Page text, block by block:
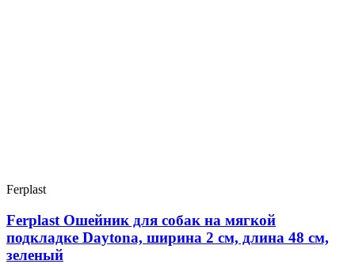
Ferplast
Ferplast Ошейник для собак на мягкой
подкладке Daytona, ширина 2 см, длина 48 см,
зеленый